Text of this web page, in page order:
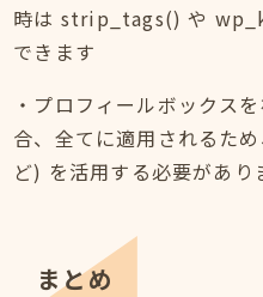
時は strip_tags() や
できます
・プロフィールボックス
合、全てに適用されるた
ど) を活用する必要があり
まとめ